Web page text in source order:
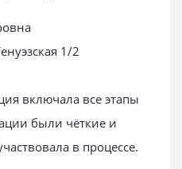
1/2
включала все этапы
были чёткие и
в процессе.